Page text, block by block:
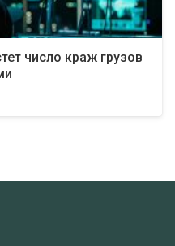
число краж грузов